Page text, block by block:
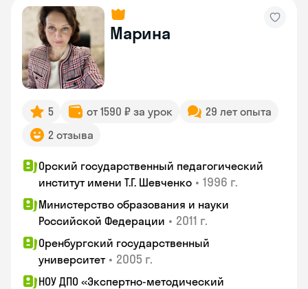
Марина
5 от 1590 ₽ за урок
29 лет опыта
2 отзыва
Орский государственный педагогический
институт имени Т.Г. Шевченко • 1996 г.
Министерство образования и науки
Российской Федерации • 2011 г.
Оренбургский государственный
университет • 2005 г.
НОУ ДПО «Экспертно-методический